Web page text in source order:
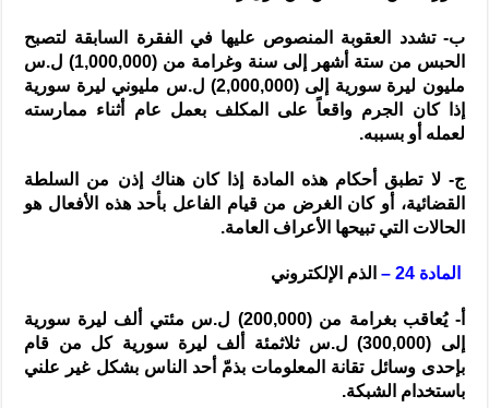
ب- تشدد العقوبة المنصوص عليها في الفقرة السابقة لتصبح
الحبس من ستة أشهر إلى سنة وغرامة من (1,000,000) ل.س
مليون ليرة سورية إلى (2,000,000) ل.س مليوني ليرة سورية
إذا كان الجرم واقعاً على المكلف بعمل عام أثناء ممارسته
لعمله أو بسببه.
ج- لا تطبق أحكام هذه المادة إذا كان هناك إذن من السلطة
القضائية، أو كان الغرض من قيام الفاعل بأحد هذه الأفعال هو
الحالات التي تبيحها الأعراف العامة.
المادة 24 – الذم الإلكتروني
أ- يُعاقب بغرامة من (200,000) ل.س مئتي ألف ليرة سورية
إلى (300,000) ل.س ثلاثمئة ألف ليرة سورية كل من قام
بإحدى وسائل تقانة المعلومات بذمّ أحد الناس بشكل غير علني
باستخدام الشبكة.